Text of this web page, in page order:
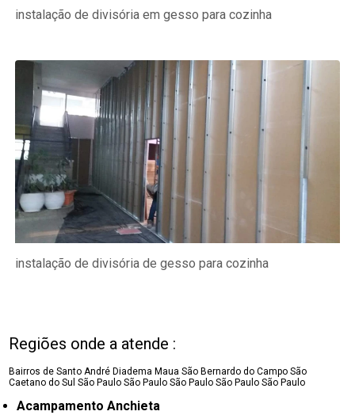
instalação de divisória em gesso para cozinha
instalação de divisória de gesso para cozinha
Regiões onde a atende :
Bairros de Santo André Diadema Maua São Bernardo do Campo São
Caetano do SulSão Paulo São Paulo São Paulo São Paulo São Paulo
Acampamento Anchieta